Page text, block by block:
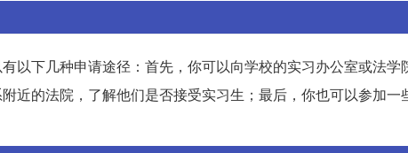
以下几种申请途径：首先，你可以向学校的实习办公室或法学
近的法院，了解他们是否接受实习生；最后，你也可以参加一